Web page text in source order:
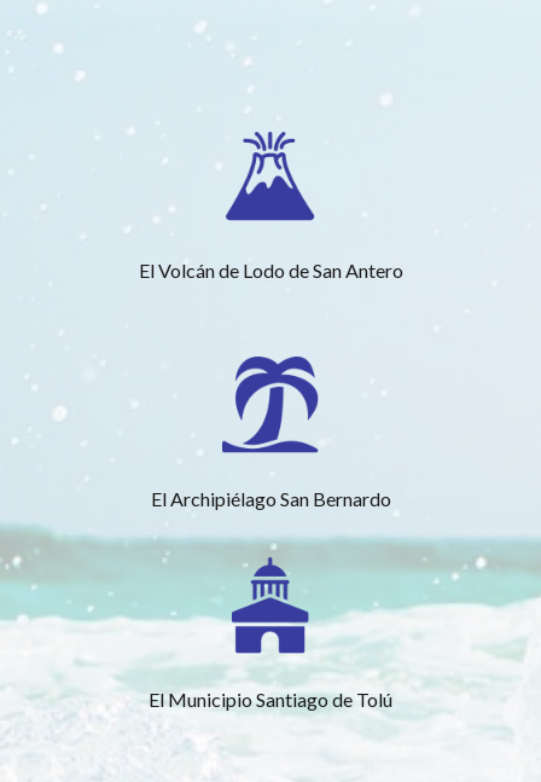
El Volcán de Lodo de San Antero
El Archipiélago San Bernardo
El Municipio Santiago de Tolú